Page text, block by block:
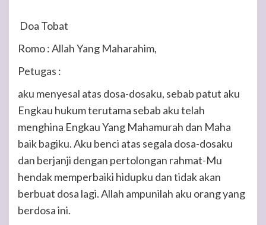
Doa Tobat
Romo :Allah Yang Maharahim,
Petugas :
aku menyesal atas dosa-dosaku, sebab patut aku
Engkau hukum terutama sebab aku telah
menghina Engkau Yang Mahamurah dan Maha
baik bagiku. Aku benci atas segala dosa-dosaku
dan berjanji dengan pertolongan rahmat-Mu
hendak memperbaiki hidupku dan tidak akan
berbuat dosa lagi. Allah ampunilah aku orang yang
berdosa ini.